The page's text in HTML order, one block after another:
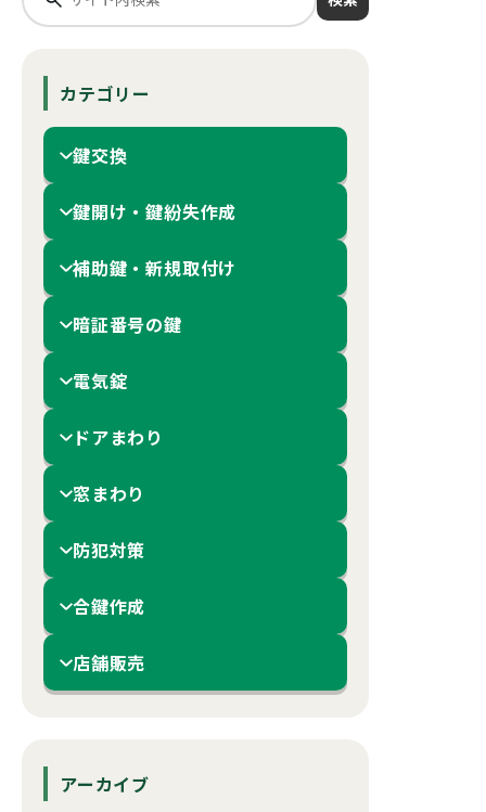
カテゴリー
鍵交換
鍵開け・鍵紛失作成
補助鍵・新規取付け
暗証番号の鍵
電気錠
ドアまわり
窓まわり
防犯対策
合鍵作成
店舗販売
アーカイブ